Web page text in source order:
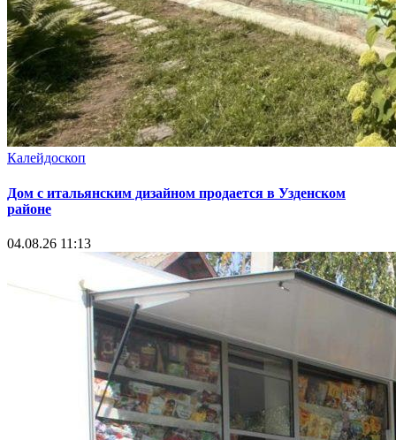
Калейдоскоп
Дом с итальянским дизайном продается в Узденском
районе
04.08.26 11:13